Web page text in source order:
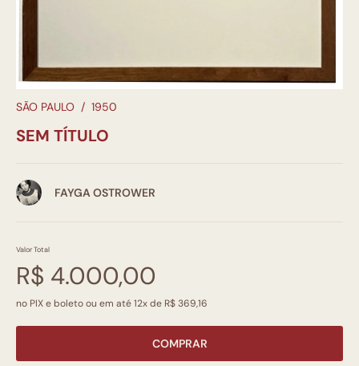
SÃO PAULO / 1950
SEM TÍTULO
FAYGA OSTROWER
Valor Total
R$ 4.000,00
no PIX e boleto ou em até 12x de R$ 369,16
COMPRAR